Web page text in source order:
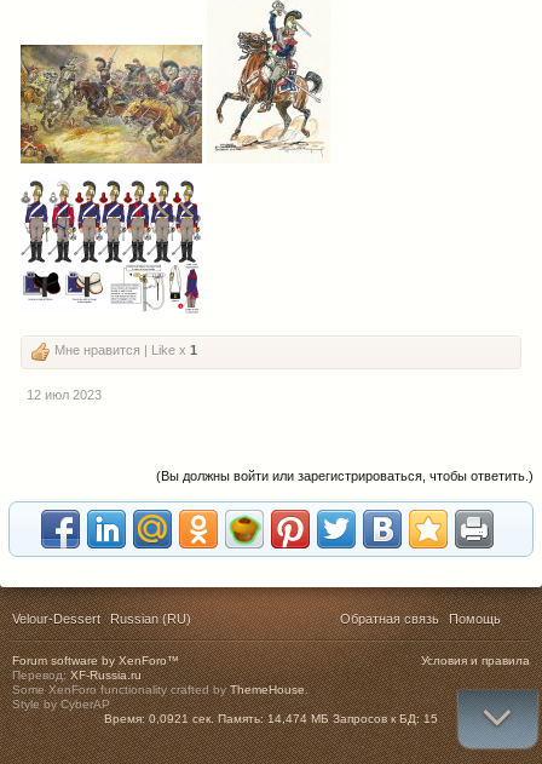
Мне нравится | Like x 1
12 июл 2023
(Вы должны войти или зарегистрироваться, чтобы ответить.)
Velour-Dessert Russian (RU) Обратная связь Помощь
Условия и правила
Forum software by XenForo™
Перевод:XF-Russia.ru
Some XenForo functionality crafted byThemeHouse.
Style by CyberAP
Время: 0,0921 сек. Память: 14,474 МБ Запросов к БД: 15